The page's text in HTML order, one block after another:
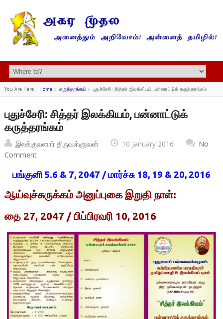
You Are Here : Home» கருத்தரங்கம்» புதுச்சேரி: சித்தர் இலக்கியம், பன்னாட்டுக் கருத்தரங்கம்
புதுச்சேரி: சித்தர் இலக்கியம், பன்னாட்டுக்
கருத்தரங்கம்
இலக்குவனார் திருவள்ளுவன் 10 January 2016
No
Comment
பங்குனி 5.6 & 7, 2047 / மார்ச்சு 18, 19 & 20, 2016
ஆய்வுச்சுருக்கம் அனுப்புகை இறுதி நாள்:
தை 27, 2047 / பிப்பிரவரி 10, 2016